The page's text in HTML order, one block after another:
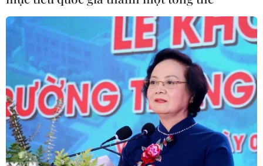
Lưu học sinh Việt tại Trung Quốc trao quà
tết cho người dân Trà Leng
27/01/2021 06:58
Đại diện Hội Lưu học sinh Việt Nam tại Bắc Kinh (Trung
Quốc) cùng các mạnh thường quân tại Việt Nam đã
trao quà Tết cho người dân khu vực phải hứng chịu